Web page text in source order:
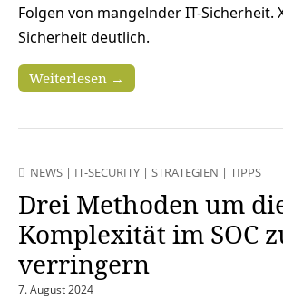
Folgen von mangelnder IT-Sicherheit.
Sicherheit deutlich.
Weiterlesen →
NEWS | IT-SECURITY | STRATEGIEN | TIPPS
Drei Methoden um
Komplexität im SOC
verringern
7. August 2024